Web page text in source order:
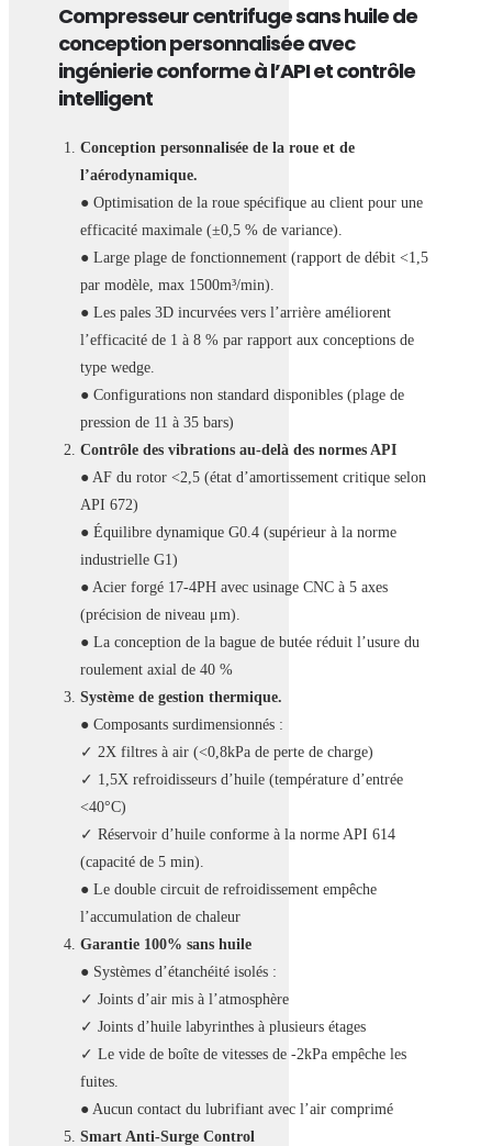
Compresseur centrifuge sans huile de
conception personnalisée avec
ingénierie conforme à l’API et contrôle
intelligent
Conception personnalisée de la roue et de
l’aérodynamique.
● Optimisation de la roue spécifique au client pour une
efficacité maximale (±0,5 % de variance).
● Large plage de fonctionnement (rapport de débit <1,5
par modèle, max 1500m³/min).
● Les pales 3D incurvées vers l’arrière améliorent
l’efficacité de 1 à 8 % par rapport aux conceptions de
type wedge.
● Configurations non standard disponibles (plage de
pression de 11 à 35 bars)
Contrôle des vibrations au-delà des normes API
● AF du rotor <2,5 (état d’amortissement critique selon
API 672)
● Équilibre dynamique G0.4 (supérieur à la norme
industrielle G1)
● Acier forgé 17-4PH avec usinage CNC à 5 axes
(précision de niveau μm).
● La conception de la bague de butée réduit l’usure du
roulement axial de 40 %
Système de gestion thermique.
● Composants surdimensionnés :
✓ 2X filtres à air (<0,8kPa de perte de charge)
✓ 1,5X refroidisseurs d’huile (température d’entrée
<40°C)
✓ Réservoir d’huile conforme à la norme API 614
(capacité de 5 min).
● Le double circuit de refroidissement empêche
l’accumulation de chaleur
Garantie 100% sans huile
● Systèmes d’étanchéité isolés :
✓ Joints d’air mis à l’atmosphère
✓ Joints d’huile labyrinthes à plusieurs étages
✓ Le vide de boîte de vitesses de -2kPa empêche les
fuites.
● Aucun contact du lubrifiant avec l’air comprimé
Smart Anti-Surge Control